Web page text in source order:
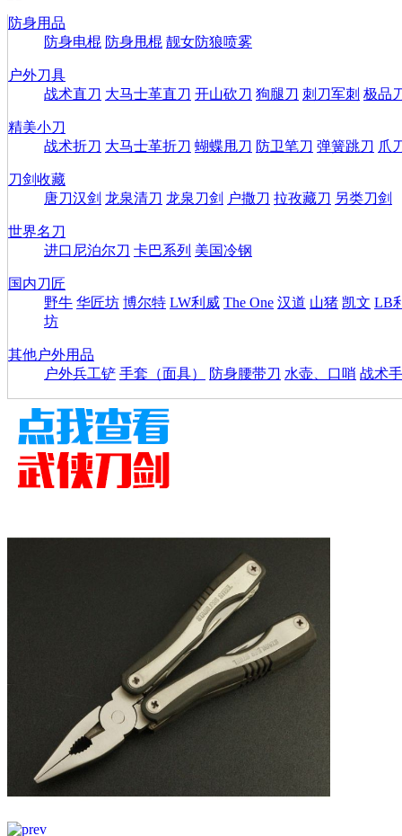
防身用品
防身电棍 防身甩棍 靓女防狼喷雾
户外刀具
战术直刀 大马士革直刀 开山砍刀 狗腿刀 刺刀军刺 极品
精美小刀
战术折刀 大马士革折刀 蝴蝶甩刀 防卫笔刀 弹簧跳刀 爪
刀剑收藏
唐刀汉剑 龙泉清刀 龙泉刀剑 户撒刀 拉孜藏刀 另类刀剑
世界名刀
进口尼泊尔刀 卡巴系列 美国冷钢
国内刀匠
野牛 华匠坊 博尔特 LW利威 The One 汉道 山猪 凯文 LB
坊
其他户外用品
户外兵工铲 手套（面具） 防身腰带刀 水壶、口哨 战术